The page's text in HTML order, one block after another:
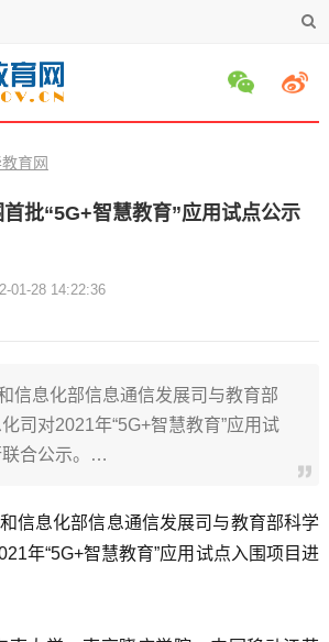
育网
批“5G+智慧教育”应用试点公示
01-28 14:22:36
信息化部信息通信发展司与教育部
司对2021年“5G+智慧教育”应用试
联合公示。…
息化部信息通信发展司与教育部科学
年“5G+智慧教育”应用试点入围项目进